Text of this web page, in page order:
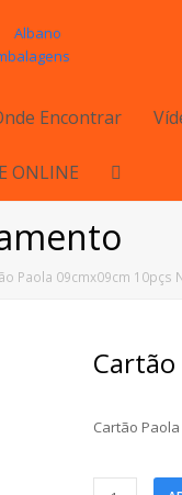
Encontrar
ONLINE
Paola 09cmx09cm 10pçs
Cartão